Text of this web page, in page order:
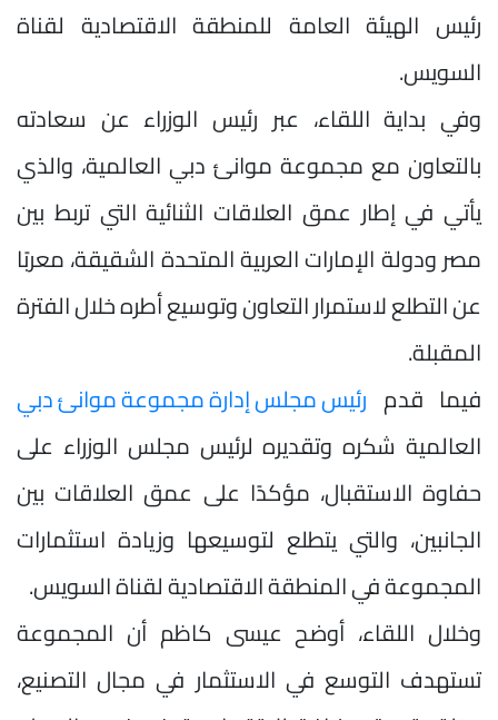
رئيس الهيئة العامة للمنطقة الاقتصادية لقناة
السويس.
وفي بداية اللقاء، عبر رئيس الوزراء عن سعادته
بالتعاون مع مجموعة موانئ دبي العالمية، والذي
يأتي في إطار عمق العلاقات الثنائية التي تربط بين
مصر ودولة الإمارات العربية المتحدة الشقيقة، معربًا
عن التطلع لاستمرار التعاون وتوسيع أطره خلال الفترة
المقبلة.
فيما قدم رئيس مجلس إدارة مجموعة موانئ دبي
العالمية شكره وتقديره لرئيس مجلس الوزراء على
حفاوة الاستقبال، مؤكدًا على عمق العلاقات بين
الجانبين، والتي يتطلع لتوسيعها وزيادة استثمارات
المجموعة في المنطقة الاقتصادية لقناة السويس.
وخلال اللقاء، أوضح عيسى كاظم أن المجموعة
تستهدف التوسع في الاستثمار في مجال التصنيع،